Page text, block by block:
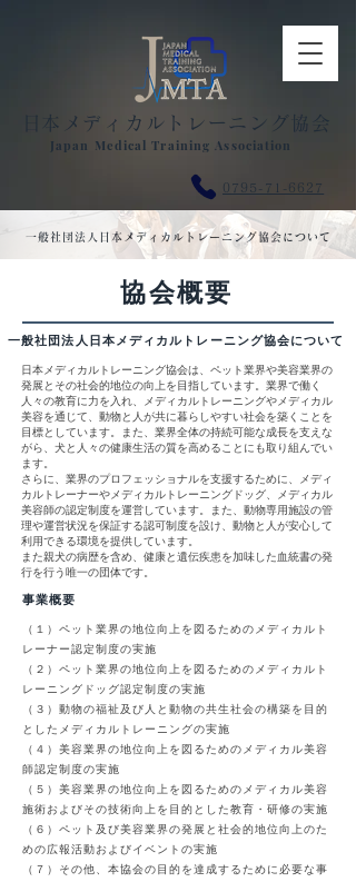
Japan Medical Training Association
​日本メディカルトレーニング協会
0795-71-6627
一般社団法人日本メディカルトレーニング協会について
協会概要
一般社団法人日本メディカルトレーニング協会について
日本メディカルトレーニング協会は、ペット業界や美容業界の
発展とその社会的地位の向上を目指しています。業界で働く
人々の教育に力を入れ、メディカルトレーニングやメディカル
美容を通じて、動物と人が共に暮らしやすい社会を築くことを
目標としています。また、業界全体の持続可能な成長を支えな
がら、犬と人々の健康生活の質を高めることにも取り組んでい
ます。
さらに、業界のプロフェッショナルを支援するために、メディ
カルトレーナーやメディカルトレーニングドッグ、メディカル
美容師の認定制度を運営しています。また、動物専用施設の管
理や運営状況を保証する認可制度を設け、動物と人が安心して
利用できる環境を提供しています。
​また親犬の病歴を含め、健康と遺伝疾患を加味した血統書の発
行を行う唯一の団体です。
事業概要
（１）ペット業界の地位向上を図るためのメディカルト
レーナー認定制度の実施
（２）ペット業界の地位向上を図るためのメディカルト
レーニングドッグ認定制度の実施
（３）動物の福祉及び人と動物の共生社会の構築を目的
としたメディカルトレーニングの実施
（４）美容業界の地位向上を図るためのメディカル美容
師認定制度の実施
（５）美容業界の地位向上を図るためのメディカル美容
施術およびその技術向上を目的とした教育・研修の実施
（６）ペット及び美容業界の発展と社会的地位向上のた
めの広報活動およびイベントの実施
​（７）その他、本協会の目的を達成するために必要な事